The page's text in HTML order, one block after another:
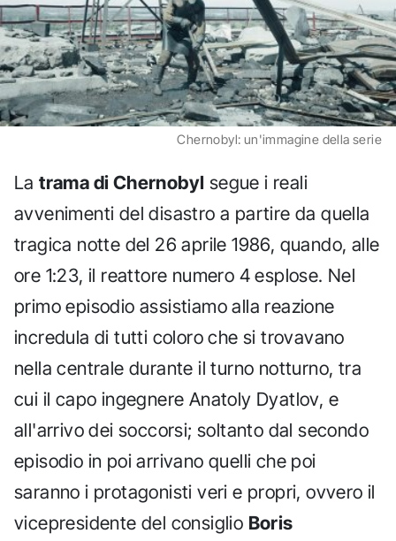
Chernobyl: un'immagine della serie
Latrama di Chernobyl segue i reali
avvenimenti del disastro a partire da quella
tragica notte del 26 aprile 1986, quando, alle
ore 1:23, il reattore numero 4 esplose. Nel
primo episodio assistiamo alla reazione
incredula di tutti coloro che si trovavano
nella centrale durante il turno notturno, tra
cui il capo ingegnere Anatoly Dyatlov, e
all'arrivo dei soccorsi; soltanto dal secondo
episodio in poi arrivano quelli che poi
saranno i protagonisti veri e propri, ovvero il
vicepresidente del consiglio Boris